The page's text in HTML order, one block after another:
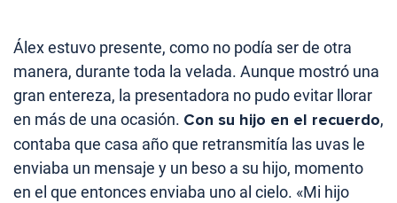
Álex estuvo presente, como no podía ser de otra
manera, durante toda la velada. Aunque mostró una
gran entereza, la presentadora no pudo evitar llorar
en más de una ocasión. Con su hijo en el recuerdo,
contaba que casa año que retransmitía las uvas le
enviaba un mensaje y un beso a su hijo, momento
en el que entonces enviaba uno al cielo. «Mi hijo